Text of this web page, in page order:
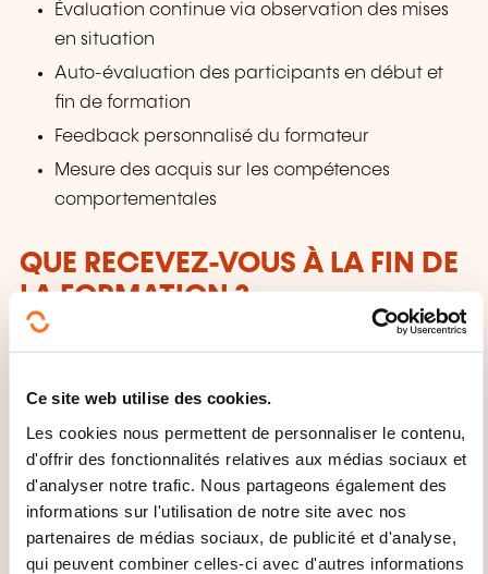
Ce site web utilise des cookies.
Les cookies nous permettent de personnaliser le contenu,
d'offrir des fonctionnalités relatives aux médias sociaux et
d'analyser notre trafic. Nous partageons également des
informations sur l'utilisation de notre site avec nos
partenaires de médias sociaux, de publicité et d'analyse,
qui peuvent combiner celles-ci avec d'autres informations
Évaluation continue via observation des mises
en situation
Auto-évaluation des participants en début et
fin de formation
Feedback personnalisé du formateur
Mesure des acquis sur les compétences
comportementales
QUE RECEVEZ-VOUS À LA FIN DE
LA FORMATION ?
Certificat de formation en “Leadership &
Intelligence relationnelle par la Bachata”
QUEL SUPPORT DE COURS EST
FOURNI ?